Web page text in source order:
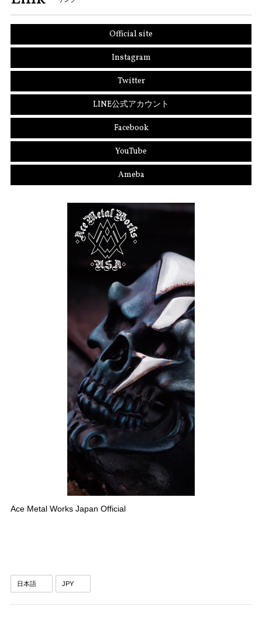
Official site
Instagram
Twitter
LINE公式アカウント
Facebook
YouTube
Ameba
Ace Metal Works Japan Official